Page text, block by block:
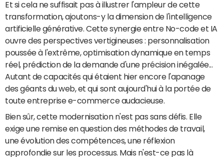
Et si cela ne suffisait pas à illustrer l'ampleur de cette
transformation, ajoutons-y la dimension de l'intelligence
artificielle générative. Cette synergie entre No-code et IA
ouvre des perspectives vertigineuses : personnalisation
poussée à l'extrême, optimisation dynamique en temps
réel, prédiction de la demande d'une précision inégalée...
Autant de capacités qui étaient hier encore l'apanage
des géants du web, et qui sont aujourd'hui à la portée de
toute entreprise e-commerce audacieuse.
Bien sûr, cette modernisation n'est pas sans défis. Elle
exige une remise en question des méthodes de travail,
une évolution des compétences, une réflexion
approfondie sur les processus. Mais n'est-ce pas là